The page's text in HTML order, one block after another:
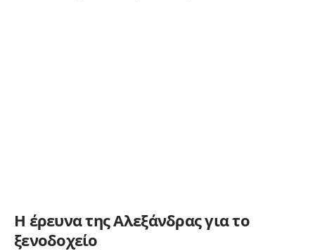
Η έρευνα της Αλεξάνδρας για το
ξενοδοχείο